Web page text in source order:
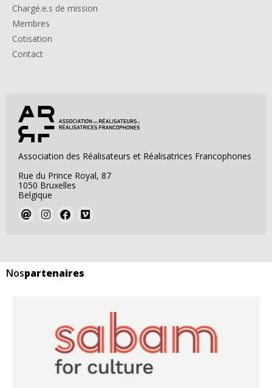
Chargé.e.s de mission
Membres
Cotisation
Contact
Association des Réalisateurs et Réalisatrices Francophones
Rue du Prince Royal, 87
1050 Bruxelles
Belgique
Nospartenaires